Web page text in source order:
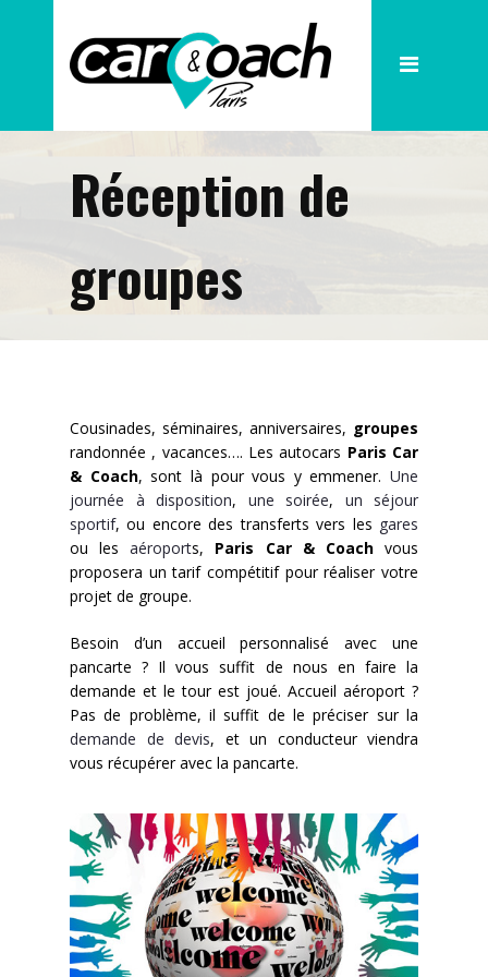
La société
Nos Cars
Nos Cars de Tourisme
Nos petites capacités
Nos services
Nos Pick up
Demande de devis
Contact
Réception de
groupes
Cousinades, séminaires, anniversaires, groupes
randonnée , vacances…. Les autocars Paris Car
& Coach, sont là pour vous y emmener. Une
journée à disposition, une soirée, un séjour
sportif, ou encore des transferts vers les gares
ou lesaéroports, Paris Car & Coachvous
proposera un tarif compétitif pour réaliser votre
projet de groupe.
Besoin d’un accueil personnalisé avec une
pancarte ? Il vous suffit de nous en faire la
demande et le tour est joué. Accueil aéroport ?
Pas de problème, il suffit de le préciser sur la
demande de devis, et un conducteur viendra
vous récupérer avec la pancarte.